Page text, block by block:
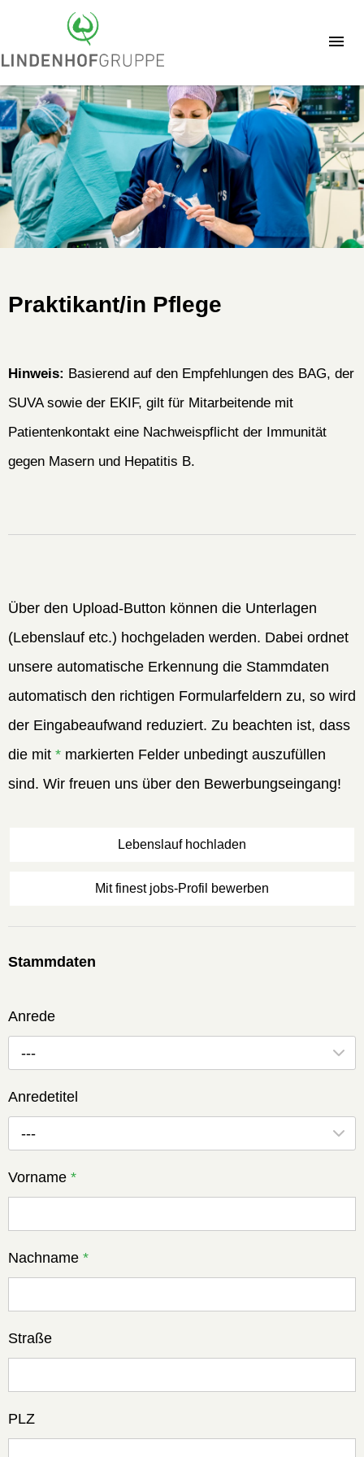
Praktikant/in Pflege
Hinweis: Basierend auf den Empfehlungen des BAG, der
SUVA sowie der EKIF, gilt für Mitarbeitende mit
Patientenkontakt eine Nachweispflicht der Immunität
gegen Masern und Hepatitis B.
Über den Upload-Button können die Unterlagen
(Lebenslauf etc.) hochgeladen werden. Dabei ordnet
unsere automatische Erkennung die Stammdaten
automatisch den richtigen Formularfeldern zu, so wird
der Eingabeaufwand reduziert. Zu beachten ist, dass
die mit * markierten Felder unbedingt auszufüllen
sind. Wir freuen uns über den Bewerbungseingang!
Lebenslauf hochladen
Mit finest jobs-Profil bewerben
Stammdaten
Anrede
---
Anredetitel
---
Vorname *
Nachname *
Straße
PLZ